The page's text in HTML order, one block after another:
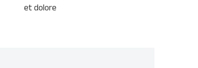
et dolore